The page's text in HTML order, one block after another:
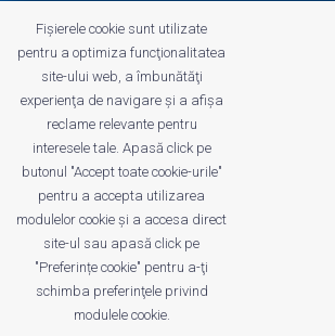
Politica de confidenţialitate
Cariere
profitshare.ro
profitshare.bg
© 2026Conversion Marketing SRL
CUI: RO18350386
Reg.Com.: J2022005955239
Fișierele cookie sunt utilizate
pentru a optimiza funcţionalitatea
site-ului web, a îmbunătăţi
experienţa de navigare şi a afişa
reclame relevante pentru
interesele tale. Apasă click pe
butonul "Accept toate cookie-urile"
pentru a accepta utilizarea
modulelor cookie şi a accesa direct
site-ul sau apasă click pe
"Preferințe cookie" pentru a-ţi
schimba preferinţele privind
modulele cookie.